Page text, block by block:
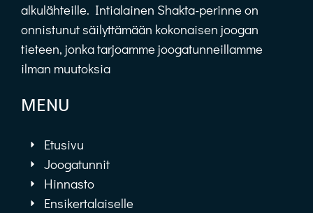
alkulähteille. Intialainen Shakta-perinne on
onnistunut säilyttämään kokonaisen joogan
tieteen, jonka tarjoamme joogatunneillamme
ilman muutoksia
MENU
Etusivu
Joogatunnit
Hinnasto
Ensikertalaiselle